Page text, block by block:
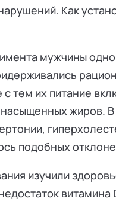
Как
мужчины
тем их питание
жиров. В
подобных
изучили
витамина